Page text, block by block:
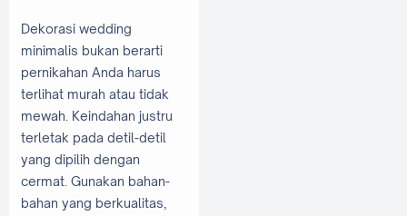
Dekorasi wedding
minimalis bukan berarti
pernikahan Anda harus
terlihat murah atau tidak
mewah. Keindahan justru
terletak pada detil-detil
yang dipilih dengan
cermat. Gunakan bahan-
bahan yang berkualitas,